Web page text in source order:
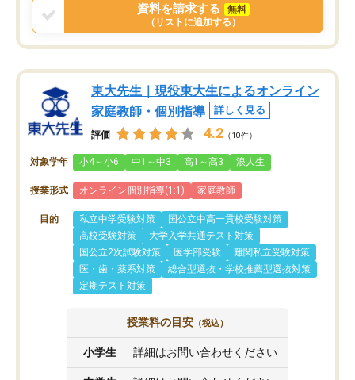
資料を請求する
無料
（リストに追加する）
東大先生｜現役東大生によるオンライン
家庭教師・個別指導
詳しく見る
評価 4.2 （10件）
対象学年 小4～小6 中1～中3 高1～高3 浪人生
授業形式 オンライン個別指導(1:1) 家庭教師
目的 私立中学受験対策
国公立中高一貫校受験対策
高校受験対策
大学入学共通テスト対策
国公立2次試験対策
医学部受験
難関私立受験対策
医・歯・薬系対策
総合型選抜・学校推薦型選抜対策
定期テスト対策
授業料の目安 （税込）
小学生 詳細はお問い合わせください